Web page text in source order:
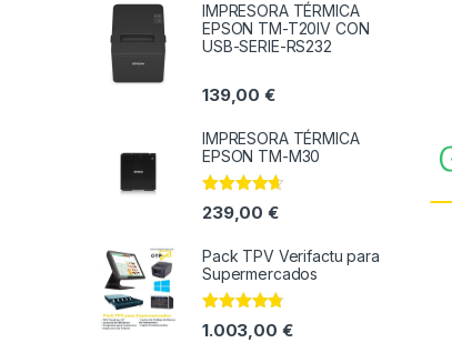
IMPRESORA TÉRMICA
EPSON TM-T20IV CON
USB-SERIE-RS232
139,00€
IMPRESORA TÉRMICA
EPSON TM-M30
Valorado
con4.50
239,00€
Pack TPV Verifactu para
Supermercados
Valorado
con4.64de
1.003,00 €